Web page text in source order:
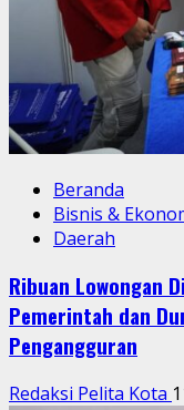
Beranda
Bisnis &
Daerah
Ribuan Lowongan
Pemerintah dan
Pengangguran
Redaksi Pelita Kota